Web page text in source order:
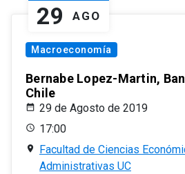
29 AGO
Macroeconomía
Bernabe Lopez-Martin,
Chile
29 de Agosto de 2019
17:00
Facultad de Ciencias
Administrativas UC